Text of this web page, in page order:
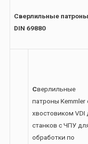
Сверлильные патроны
DIN 69880
Сверлильные
патроны Kemmler
хвостовиком VDI
станков с ЧПУ
обработки по